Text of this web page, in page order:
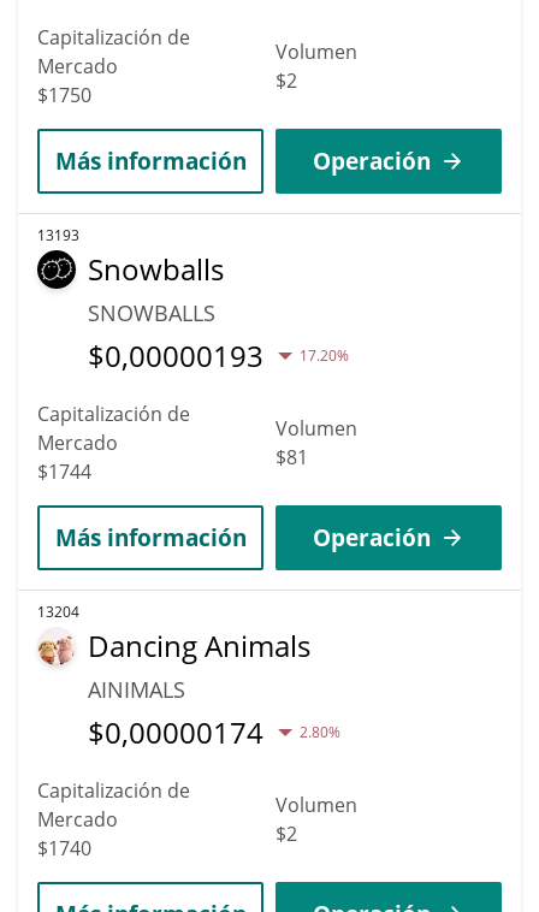
Capitalización de
Mercado
$1750
Volumen
$2
Más información Operación
13193
Snowballs
SNOWBALLS
$0,00000193 17.20%
Capitalización de
Mercado
$1744
Volumen
$81
Más información Operación
13204
Dancing Animals
AINIMALS
$0,00000174 2.80%
Capitalización de
Mercado
$1740
Volumen
$2